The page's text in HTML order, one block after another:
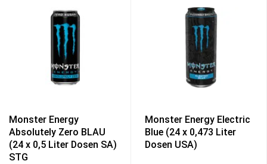
Monster Energy
Absolutely Zero BLAU
(24 x 0,5 Liter Dosen SA)
STG
Monster Energy Electric
Blue (24 x 0,473 Liter
Dosen USA)